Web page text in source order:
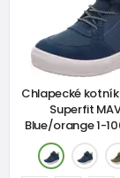
Chlapecké
Superfit
Blue/orange 1-